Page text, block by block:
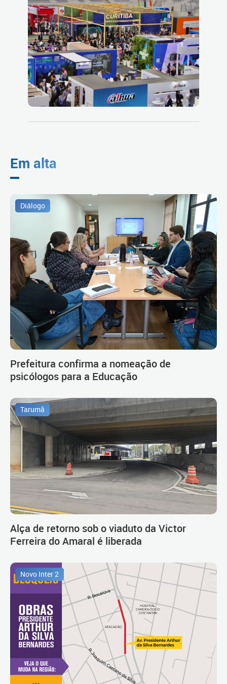
Em alta
Diálogo
Prefeitura confirma a nomeação de
psicólogos para a Educação
Tarumã
Alça de retorno sob o viaduto da Victor
Ferreira do Amaral é liberada
Novo Inter 2